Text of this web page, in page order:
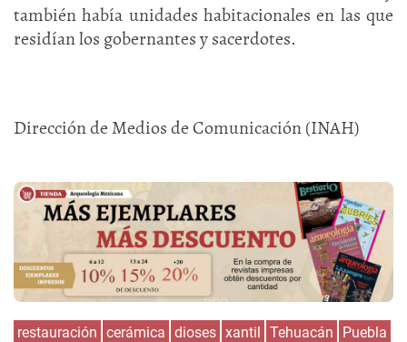
también había unidades habitacionales en las que
residían los gobernantes y sacerdotes.
Dirección de Medios de Comunicación (INAH)
restauración cerámica dioses xantil Tehuacán
Puebla